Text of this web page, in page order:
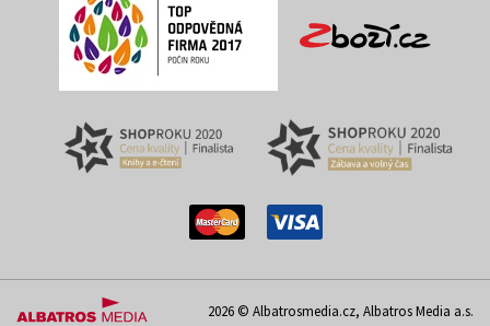
2026 © Albatrosmedia.cz, Albatros Media a.s.